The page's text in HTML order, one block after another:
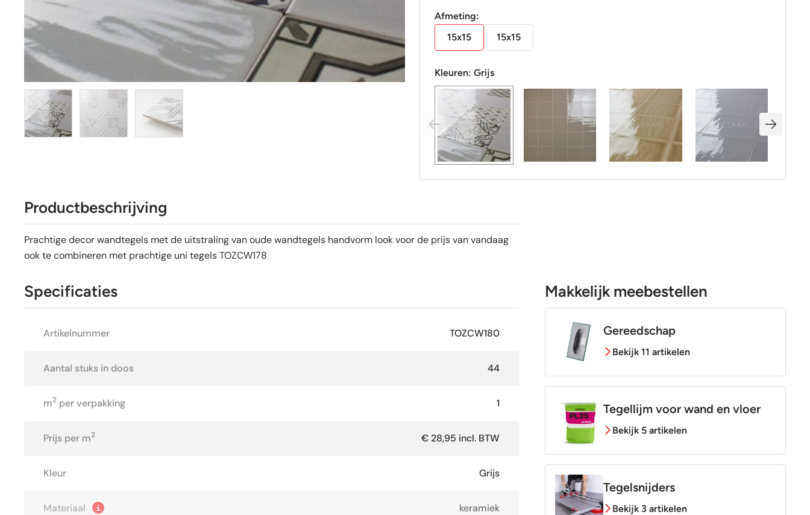
Afmeting:
15x15
15x15
Kleuren: Grijs
Productbeschrijving
Prachtige decor wandtegels met de uitstraling van oude wandtegels handvorm look voor de prijs van vandaag
ook te combineren met prachtige uni tegels TOZCW178
Specificaties
Artikelnummer TOZCW180
Aantal stuks in doos 44
m2 per verpakking 1
Prijs per m2 € 28,95 incl. BTW
Kleur Grijs
Materiaal keramiek
Makkelijk meebestellen
Gereedschap
Bekijk 11 artikelen
Tegellijm voor wand en vloer
Bekijk 5 artikelen
Tegelsnijders
Bekijk 3 artikelen